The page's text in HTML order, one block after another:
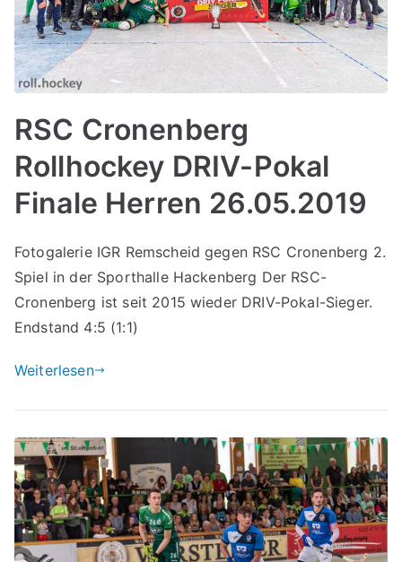
RSC Cronenberg
Rollhockey DRIV-Pokal
Finale Herren 26.05.2019
Fotogalerie IGR Remscheid gegen RSC Cronenberg 2.
Spiel in der Sporthalle Hackenberg Der RSC-
Cronenberg ist seit 2015 wieder DRIV-Pokal-Sieger.
Endstand 4:5 (1:1)
Weiterlesen